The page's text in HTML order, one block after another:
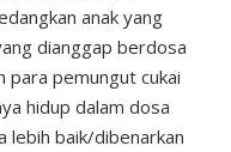
anak yang
dianggap berdosa
para pemungut cukai
hidup dalam dosa
lebih baik/dibenarkan